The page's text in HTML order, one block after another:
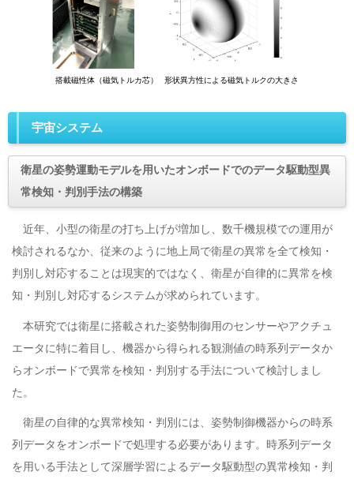
宇宙システム
衛星の姿勢運動モデルを用いたオンボードでのデータ駆動型異
常検知・判別手法の構築
近年、小型の衛星の打ち上げが増加し、数千機規模での運用が
検討されるなか、従来のように地上局で衛星の異常を全て検知・
判別し対応することは現実的ではなく、衛星が自律的に異常を検
知・判別し対応するシステムが求められています。
本研究では衛星に搭載された姿勢制御用のセンサーやアクチュ
エータに特に着目し、機器から得られる観測値の時系列データか
らオンボードで異常を検知・判別する手法について検討しまし
た。
衛星の自律的な異常検知・判別には、姿勢制御機器からの時系
列データをオンボードで処理する必要があります。時系列データ
を用いる手法として深層学習によるデータ駆動型の異常検知・判